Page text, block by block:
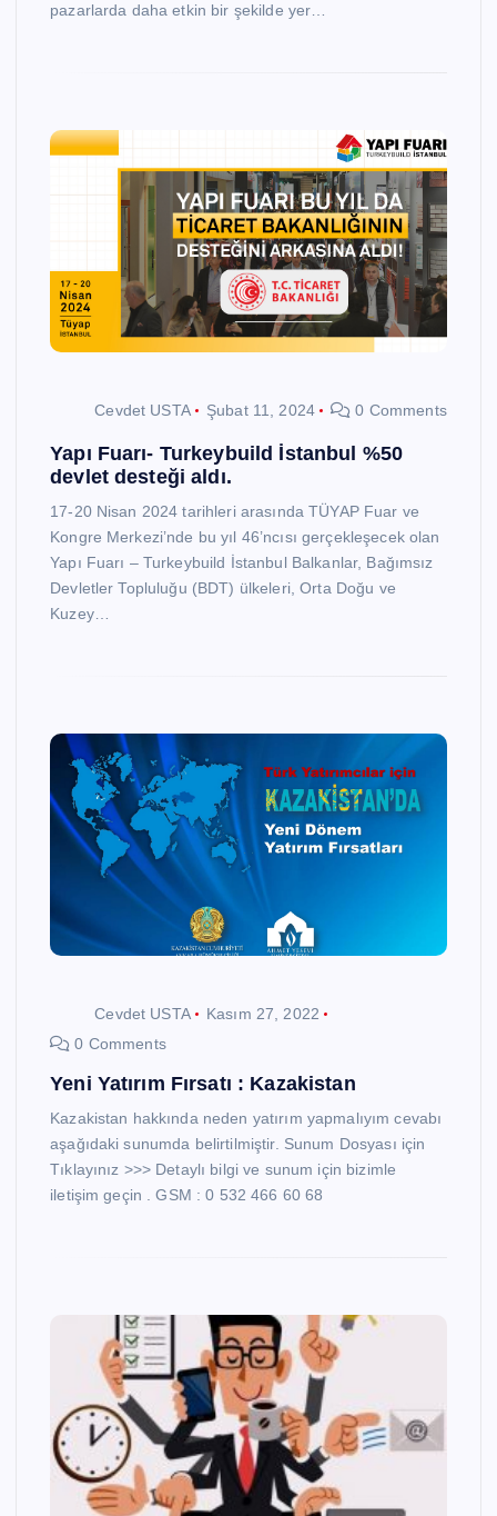
pazarlarda daha etkin bir şekilde yer…
Cevdet USTA Şubat 11, 2024 0 Comments
Yapı Fuarı- Turkeybuild İstanbul %50
devlet desteği aldı.
17-20 Nisan 2024 tarihleri arasında TÜYAP Fuar ve
Kongre Merkezi’nde bu yıl 46’ncısı gerçekleşecek olan
Yapı Fuarı – Turkeybuild İstanbul Balkanlar, Bağımsız
Devletler Topluluğu (BDT) ülkeleri, Orta Doğu ve
Kuzey…
Cevdet USTA
Kasım 27, 2022
0 Comments
Yeni Yatırım Fırsatı : Kazakistan
Kazakistan hakkında neden yatırım yapmalıyım cevabı
aşağıdaki sunumda belirtilmiştir. Sunum Dosyası için
Tıklayınız >>> Detaylı bilgi ve sunum için bizimle
iletişim geçin . GSM : 0 532 466 60 68